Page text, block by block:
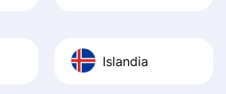
Islandia